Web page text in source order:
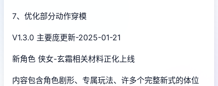
7、优化部分动作穿模
V1.3.0 主要庞更新-2025-01-21
新角色 侠女-玄霜相关材料正化上线
内容包含角色剧形、专属玩法、许多个完整新式的体位